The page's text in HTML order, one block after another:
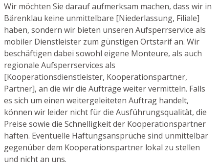
Wir möchten Sie darauf aufmerksam machen, dass wir in
Bärenklau keine unmittelbare [Niederlassung, Filiale]
haben, sondern wir bieten unseren Aufsperrservice als
mobiler Dienstleister zum günstigen Ortstarif an. Wir
beschäftigen dabei sowohl eigene Monteure, als auch
regionale Aufsperrservices als
[Kooperationsdienstleister, Kooperationspartner,
Partner], an die wir die Aufträge weiter vermitteln. Falls
es sich um einen weitergeleiteten Auftrag handelt,
können wir leider nicht für die Ausführungsqualität, die
Preise sowie die Schnelligkeit der Kooperationspartner
haften. Eventuelle Haftungsansprüche sind unmittelbar
gegenüber dem Kooperationspartner lokal zu stellen
und nicht an uns.